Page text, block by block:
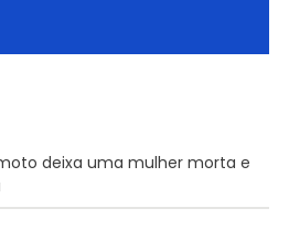
deixa uma mulher morta e